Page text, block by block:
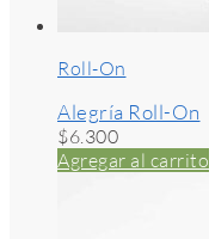
Roll-On
Alegría Roll-On
$6.300
Agregar al carrito